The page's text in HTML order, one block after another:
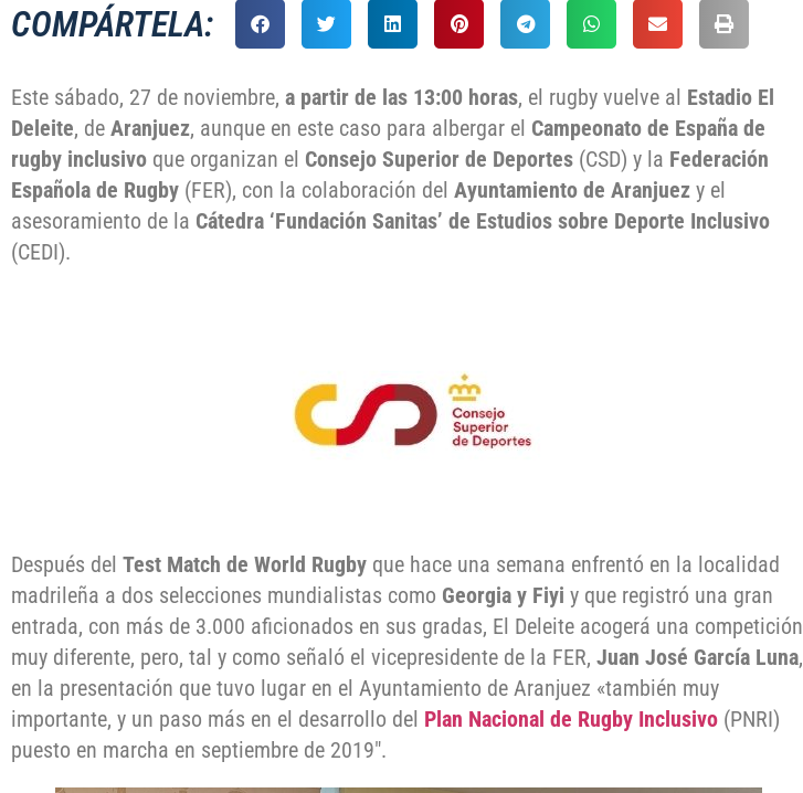
COMPÁRTELA:
Este sábado, 27 de noviembre, a partir de las 13:00 horas, el rugby vuelve al Estadio El
Deleite, de Aranjuez, aunque en este caso para albergar el Campeonato de España de
rugby inclusivo que organizan el Consejo Superior de Deportes (CSD) y la Federación
Española de Rugby (FER), con la colaboración del Ayuntamiento de Aranjuez y el
asesoramiento de la Cátedra ‘Fundación Sanitas’ de Estudios sobre Deporte Inclusivo
(CEDI).
Después del Test Match de World Rugby que hace una semana enfrentó en la localidad
madrileña a dos selecciones mundialistas como Georgia y Fiyi y que registró una gran
entrada, con más de 3.000 aficionados en sus gradas, El Deleite acogerá una competición
muy diferente, pero, tal y como señaló el vicepresidente de la FER, Juan José García Luna,
en la presentación que tuvo lugar en el Ayuntamiento de Aranjuez «también muy
importante, y un paso más en el desarrollo del Plan Nacional de Rugby Inclusivo (PNRI)
puesto en marcha en septiembre de 2019″.